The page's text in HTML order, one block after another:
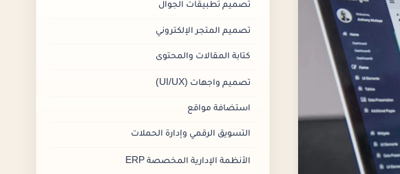
تصميم تطبيقات الجوال
تصميم المتجر الإلكتروني
كتابة المقالات والمحتوى
تصميم واجهات (UI/UX)
استضافة مواقع
التسويق الرقمي وإدارة الحملات
الأنظمة الإدارية المخصصة ERP